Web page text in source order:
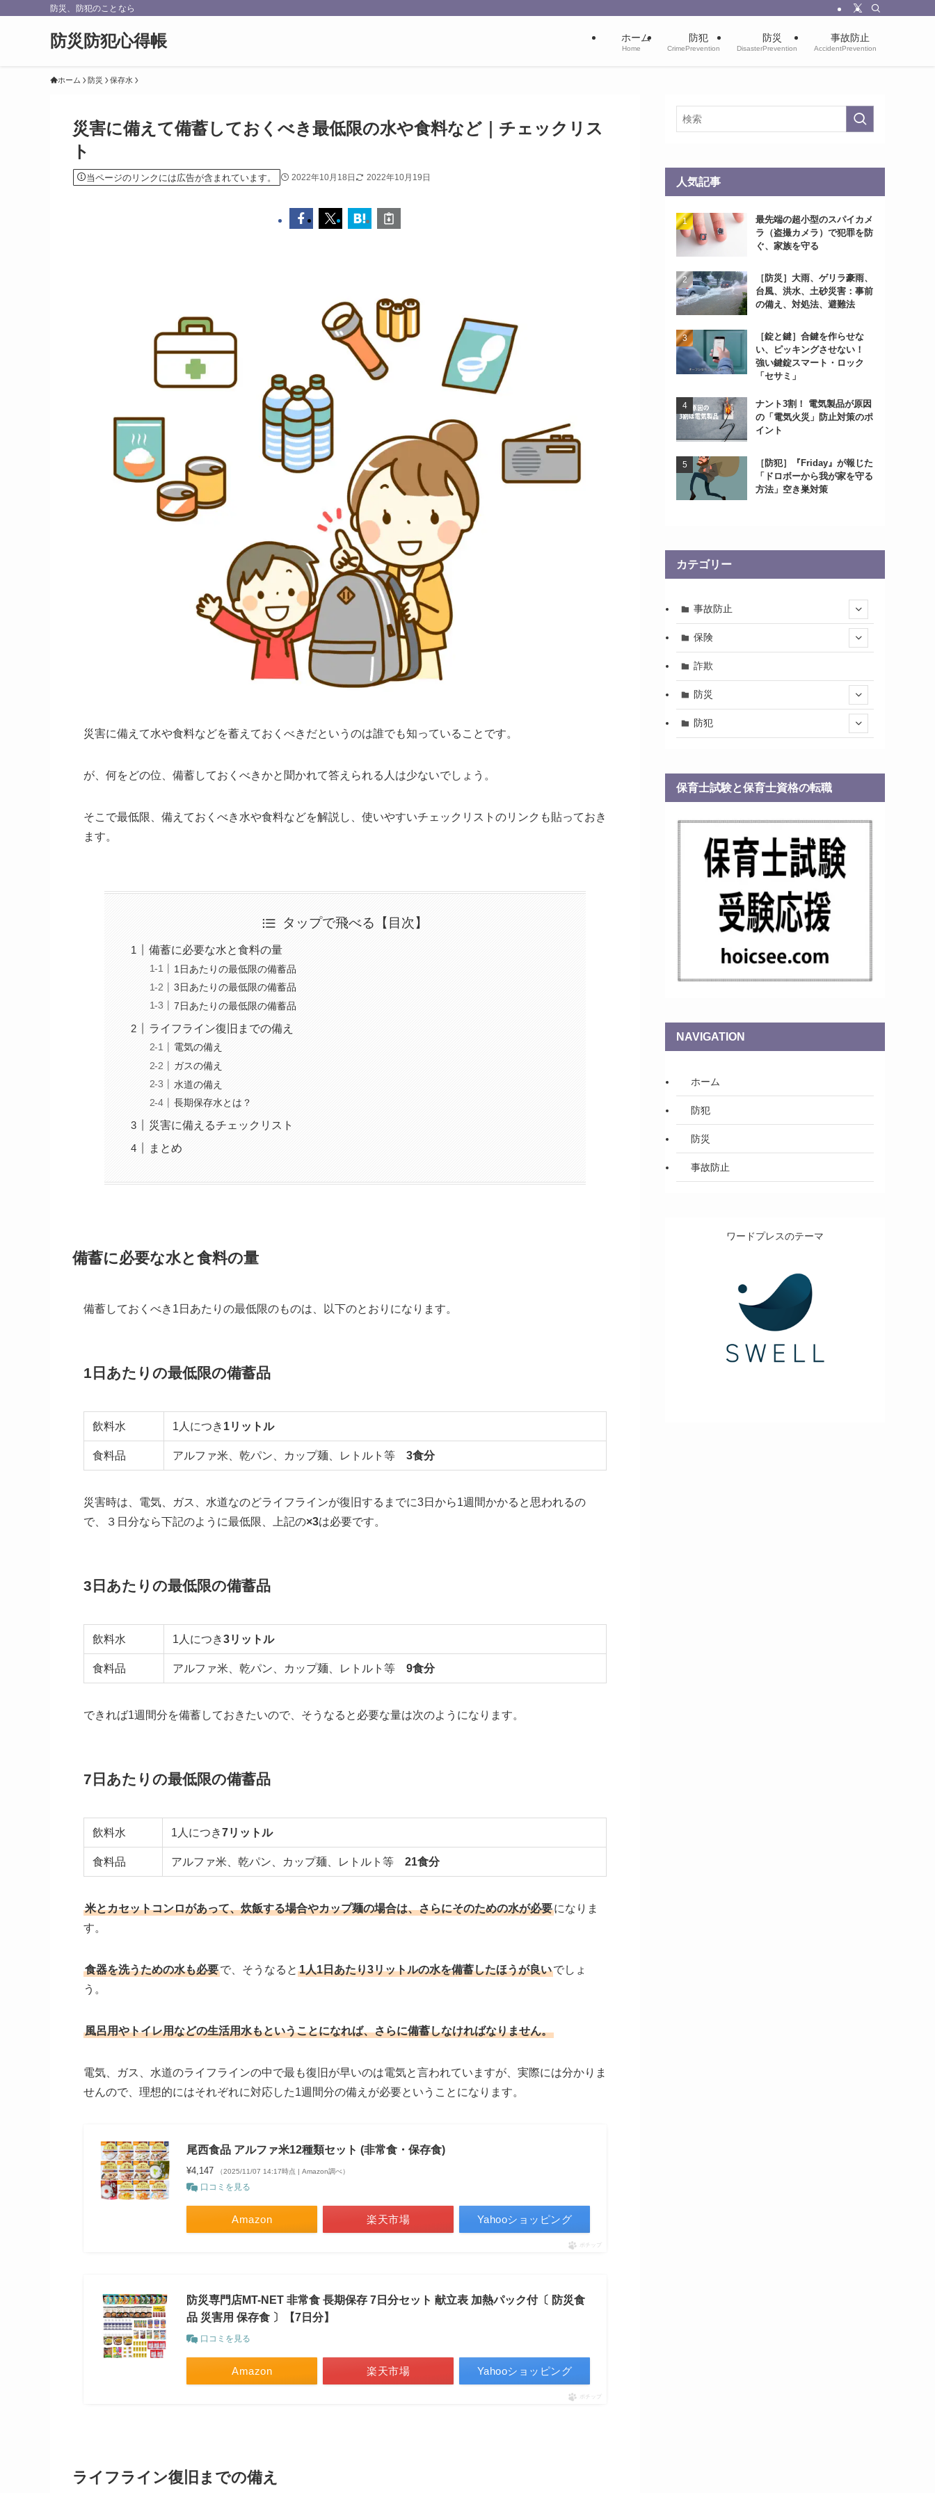
防災、防犯のことなら
防災防犯心得帳 ホーム
Home
防犯
CrimePrevention
防災
DisasterPrevention
事故防止
AccidentPrevention
ホーム 防災 保存水
災害に備えて備蓄しておくべき最低限の水や食料など｜チェックリス
ト
当ページのリンクには広告が含まれています。 2022年10月18日 2022年10月19日
災害に備えて水や食料などを蓄えておくべきだというのは誰でも知っていることです。
が、何をどの位、備蓄しておくべきかと聞かれて答えられる人は少ないでしょう。
そこで最低限、備えておくべき水や食料などを解説し、使いやすいチェックリストのリンクも貼っておき
ます。
タップで飛べる【目次】
備蓄に必要な水と食料の量
1日あたりの最低限の備蓄品
3日あたりの最低限の備蓄品
7日あたりの最低限の備蓄品
ライフライン復旧までの備え
電気の備え
ガスの備え
水道の備え
長期保存水とは？
災害に備えるチェックリスト
まとめ
備蓄に必要な水と食料の量
備蓄しておくべき1日あたりの最低限のものは、以下のとおりになります。
1日あたりの最低限の備蓄品
飲料水 1人につき 1リットル
食料品 アルファ米、乾パン、カップ麺、レトルト等 3食分
災害時は、電気、ガス、水道なのどライフラインが復旧するまでに3日から1週間かかると思われるの
で、３日分なら下記のように最低限、上記の×3は必要です。
3日あたりの最低限の備蓄品
飲料水 1人につき3リットル
食料品 アルファ米、乾パン、カップ麺、レトルト等 9食分
できれば1週間分を備蓄しておきたいので、そうなると必要な量は次のようになります。
7日あたりの最低限の備蓄品
飲料水 1人につき7リットル
食料品 アルファ米、乾パン、カップ麺、レトルト等 21食分
米とカセットコンロがあって、炊飯する場合やカップ麺の場合は、さらにそのための水が必要になりま
す。
食器を洗うための水も必要で、そうなると 1人1日あたり3リットルの水を備蓄したほうが良いでしょ
う。
風呂用やトイレ用などの生活用水もということになれば、さらに備蓄しなければなりません。
電気、ガス、水道のライフラインの中で最も復旧が早いのは電気と言われていますが、実際には分かりま
せんので、理想的にはそれぞれに対応した1週間分の備えが必要ということになります。
尾西食品 アルファ米12種類セット (非常食・保存食)
¥4,147 （2025/11/07 14:17時点 | Amazon調べ）
口コミを見る
Amazon 楽天市場 Yahooショッピング
ポチップ
防災専門店MT-NET 非常食 長期保存 7日分セット 献立表 加熱パック付〔 防災食
品 災害用 保存食 〕【7日分】
口コミを見る
Amazon 楽天市場 Yahooショッピング
ポチップ
ライフライン復旧までの備え
人気記事
最先端の超小型のスパイカメ
ラ（盗撮カメラ）で犯罪を防
ぐ、家族を守る
［防災］大雨、ゲリラ豪雨、
台風、洪水、土砂災害：事前
の備え、対処法、避難法
［錠と鍵］合鍵を作らせな
い、ピッキングさせない！
強い鍵錠スマート・ロック
「セサミ」
ナント3割！ 電気製品が原因
の「電気火災」防止対策のポ
イント
［防犯］『Friday』が報じた
「ドロボーから我が家を守る
方法」空き巣対策
カテゴリー
事故防止
保険
詐欺
防災
防犯
保育士試験と保育士資格の転職
NAVIGATION
ホーム
防犯
防災
事故防止
ワードプレスのテーマ